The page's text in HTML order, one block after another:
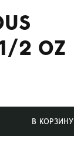
1/2 OZ
В КОРЗИНУ